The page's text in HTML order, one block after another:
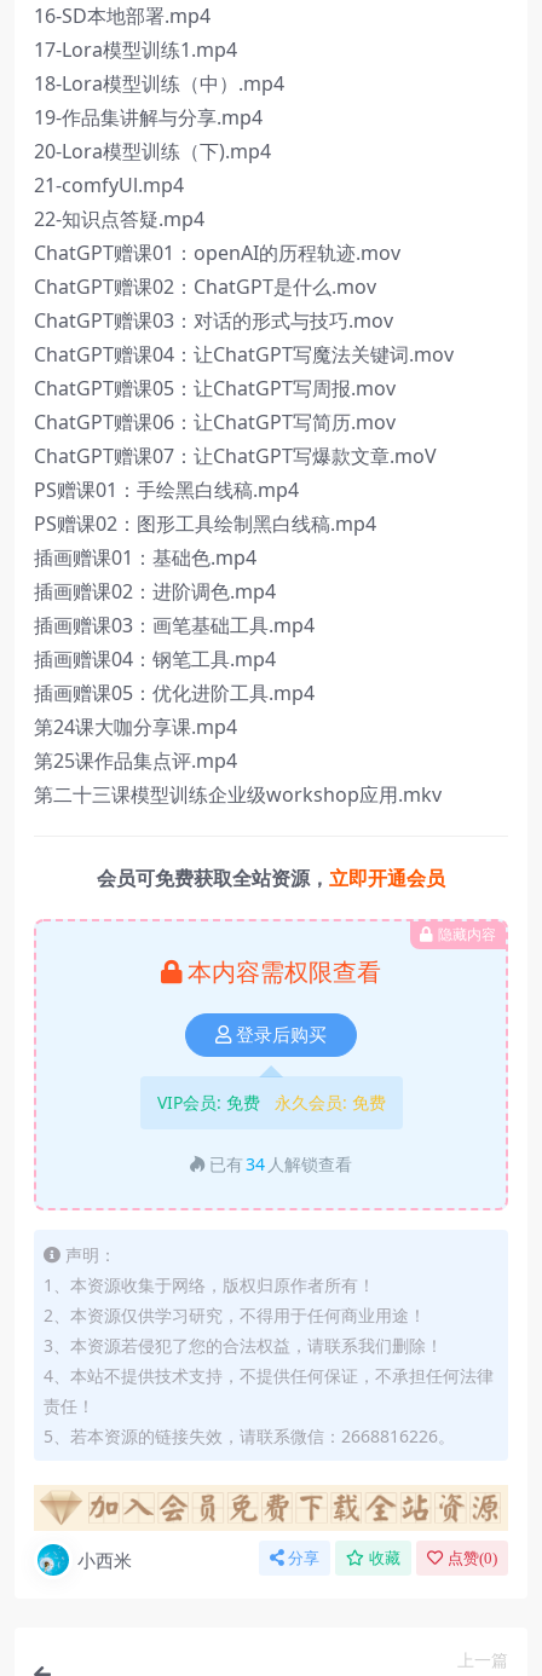
16-SD本地部署.mp4
17-Lora模型训练1.mp4
18-Lora模型训练（中）.mp4
19-作品集讲解与分享.mp4
20-Lora模型训练（下).mp4
21-comfyUl.mp4
22-知识点答疑.mp4
ChatGPT赠课01：openAI的历程轨迹.mov
ChatGPT赠课02：ChatGPT是什么.mov
ChatGPT赠课03：对话的形式与技巧.mov
ChatGPT赠课04：让ChatGPT写魔法关键词.mov
ChatGPT赠课05：让ChatGPT写周报.mov
ChatGPT赠课06：让ChatGPT写简历.mov
ChatGPT赠课07：让ChatGPT写爆款文章.moV
PS赠课01：手绘黑白线稿.mp4
PS赠课02：图形工具绘制黑白线稿.mp4
插画赠课01：基础色.mp4
插画赠课02：进阶调色.mp4
插画赠课03：画笔基础工具.mp4
插画赠课04：钢笔工具.mp4
插画赠课05：优化进阶工具.mp4
第24课大咖分享课.mp4
第25课作品集点评.mp4
第二十三课模型训练企业级workshop应用.mkv
会员可免费获取全站资源， 立即开通会员
隐藏内容
本内容需权限查看
登录后购买
VIP会员: 免费 永久会员: 免费
已有34 人解锁查看
声明：
1、本资源收集于网络，版权归原作者所有！
2、本资源仅供学习研究，不得用于任何商业用途！
3、本资源若侵犯了您的合法权益，请联系我们删除！
4、本站不提供技术支持，不提供任何保证，不承担任何法律
责任！
5、若本资源的链接失效，请联系微信：2668816226。
小西米 分享 收藏 点赞(0)
上一篇